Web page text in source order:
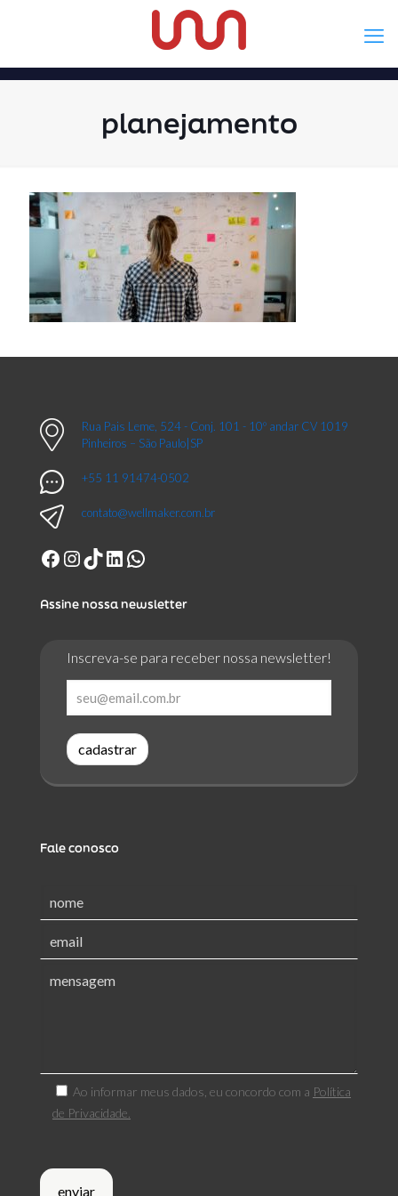
planejamento
Rua Pais Leme, 524 - Conj. 101 - 10º andar CV 1019
Pinheiros – São Paulo|SP
+55 11 91474-0502
contato@wellmaker.com.br
Facebook
Instagram
TikTok
LinkedIn
WhatsApp
Assine nossa newsletter
Inscreva-se para receber nossa newsletter!
cadastrar
Fale conosco
Ao informar meus dados, eu concordo com a Política
de Privacidade.